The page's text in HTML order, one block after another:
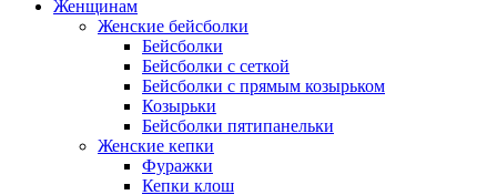
Женщинам
Женские бейсболки
Бейсболки
Бейсболки с сеткой
Бейсболки с прямым козырьком
Козырьки
Бейсболки пятипанельки
Женские кепки
Фуражки
Кепки клош